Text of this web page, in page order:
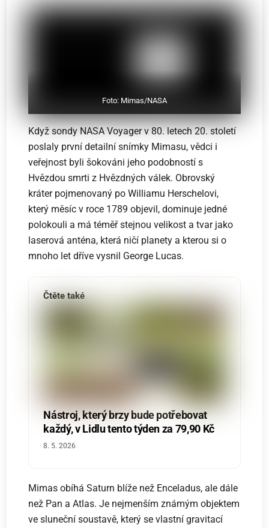
Foto: Mimas/NASA
Když sondy NASA Voyager v 80. letech 20. století
poslaly první detailní snímky Mimasu, vědci i
veřejnost byli šokováni jeho podobností s
Hvězdou smrti z Hvězdných válek. Obrovský
kráter pojmenovaný po Williamu Herschelovi,
který měsíc v roce 1789 objevil, dominuje jedné
polokouli a má téměř stejnou velikost a tvar jako
laserová anténa, která ničí planety a kterou si o
mnoho let dříve vysnil George Lucas.
Čtěte také
Nástroj, který brzy bude potřebovat
každý, v Lidlu tento týden za 79,90 Kč
8. 5. 2026
Mimas obíhá Saturn blíže než Enceladus, ale dále
než Pan a Atlas. Je nejmenším známým objektem
ve sluneční soustavě, který se vlastní gravitací